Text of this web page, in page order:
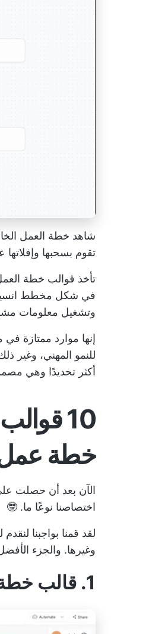
تقوم بسحبها وإفلاتها
تأخذ قوالب خطة
في شكل مخطط
وتشغيل معلومات
إنها موارد ممتازة في
للنمو المهني، وغير
أكثر تحديدًا وهي
خطة عمل
الآن بعد أن حصلت
اختصاصنا نوعًا ما. 🤓
وغيرها. والجزء
1. قالب خطة عمل ClickUp